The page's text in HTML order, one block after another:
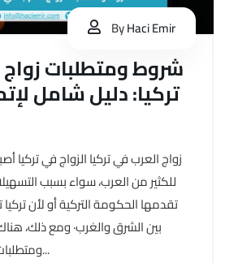
ByHaci Emir
شروط ومتطلبات
تركيا: دليل شامل
زواج العرب في تركيا الزواج في
للكثير من العرب، سواء بسبب
تقدمها الحكومة التركية أو لأن
بين الشرق والغرب· ومع ذلك،
ومتطلبات يجب الالتزام بها...